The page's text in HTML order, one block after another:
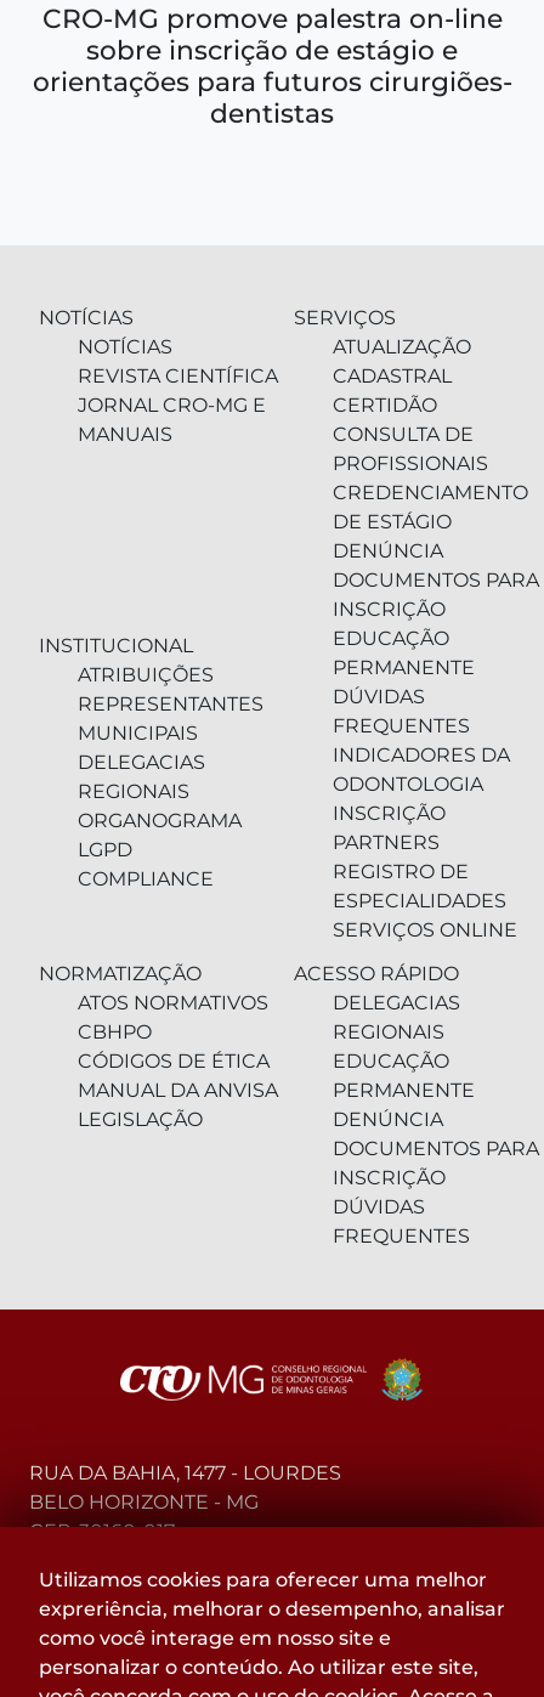
CRO-MG promove palestra on-line
sobre inscrição de estágio e
orientações para futuros cirurgiões-
dentistas
NOTÍCIAS
NOTÍCIAS
REVISTA CIENTÍFICA
JORNAL CRO-MG E
MANUAIS
INSTITUCIONAL
ATRIBUIÇÕES
REPRESENTANTES
MUNICIPAIS
DELEGACIAS
REGIONAIS
ORGANOGRAMA
LGPD
COMPLIANCE
SERVIÇOS
ATUALIZAÇÃO
CADASTRAL
CERTIDÃO
CONSULTA DE
PROFISSIONAIS
CREDENCIAMENTO
DE ESTÁGIO
DENÚNCIA
DOCUMENTOS PARA
INSCRIÇÃO
EDUCAÇÃO
PERMANENTE
DÚVIDAS
FREQUENTES
INDICADORES DA
ODONTOLOGIA
INSCRIÇÃO
PARTNERS
REGISTRO DE
ESPECIALIDADES
SERVIÇOS ONLINE
NORMATIZAÇÃO
ATOS NORMATIVOS
CBHPO
CÓDIGOS DE ÉTICA
MANUAL DA ANVISA
LEGISLAÇÃO
ACESSO RÁPIDO
DELEGACIAS
REGIONAIS
EDUCAÇÃO
PERMANENTE
DENÚNCIA
DOCUMENTOS PARA
INSCRIÇÃO
DÚVIDAS
FREQUENTES
RUA DA BAHIA, 1477 - LOURDES
BELO HORIZONTE - MG
CEP: 30160-017
(31) 2104-3000 - WhatsApp
0800-015-4000 - Telefone
Utilizamos cookies para oferecer uma melhor
expreriência, melhorar o desempenho, analisar
como você interage em nosso site e
personalizar o conteúdo. Ao utilizar este site,